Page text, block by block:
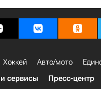
Хоккей Авто/мото
сервисы Пресс-центр